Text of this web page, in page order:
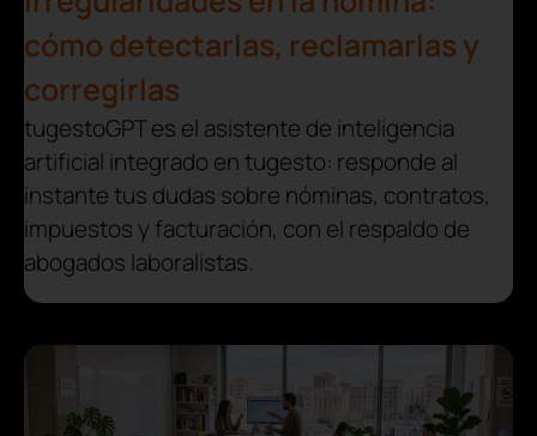
cómo detectarlas, reclamarlas y
corregirlas
tugestoGPT es el asistente de inteligencia
artificial integrado en tugesto: responde al
instante tus dudas sobre nóminas, contratos,
impuestos y facturación, con el respaldo de
abogados laboralistas.